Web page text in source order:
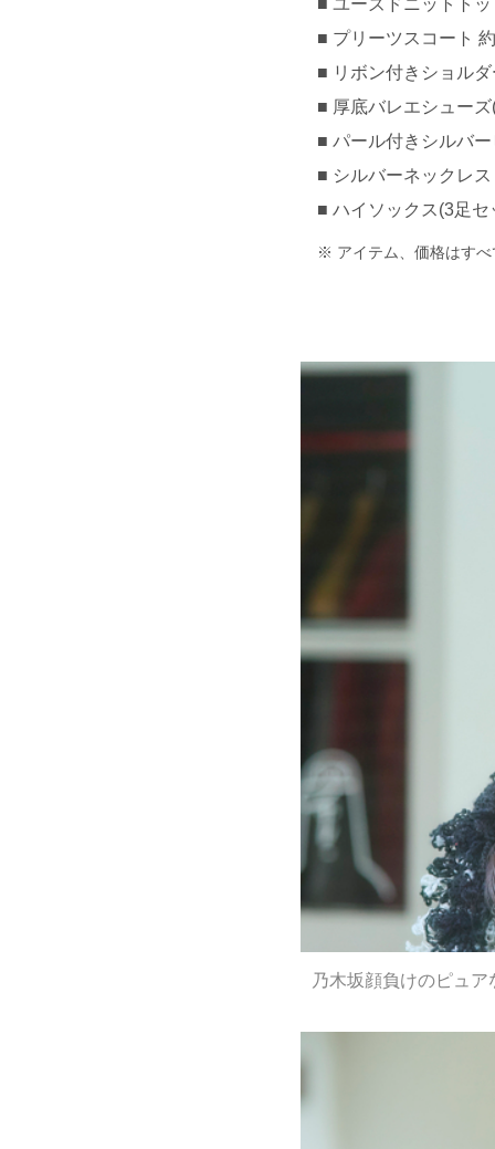
ユーズドニットト
プリーツスコート
リボン付きショル
厚底バレエシュー
パール付きシルバ
シルバーネックレ
ハイソックス(3足
アイテム、価格はす
乃木坂顔負けのピュ